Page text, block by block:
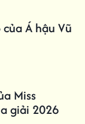
Á hậu Vũ
Miss
giải 2026